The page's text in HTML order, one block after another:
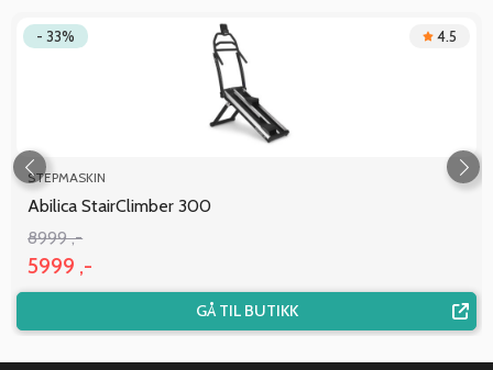
- 33% 4.5
STEPMASKIN
Abilica StairClimber 300
8999 ,-
5999 ,-
GÅ TIL BUTIKK